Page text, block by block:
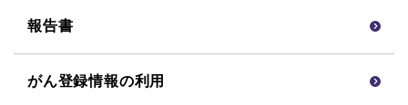
報告書
がん登録情報の利用